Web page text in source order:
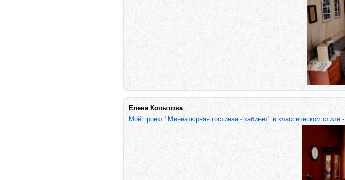
Елена Копытова
Мой проект "Миниатюрная гостиная - кабинет" в классическом стиле -